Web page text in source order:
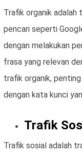
Trafik organik adalah
pencari seperti
dengan melakukan
frasa yang relevan
trafik organik,
dengan kata kunci
Trafik
Trafik sosial adalah